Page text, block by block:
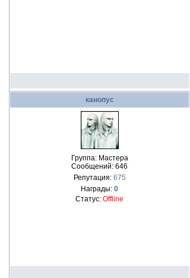
канопус
Группа: Мастера
Сообщений: 646
Репутация: 675
Награды: 0
Статус: Offline